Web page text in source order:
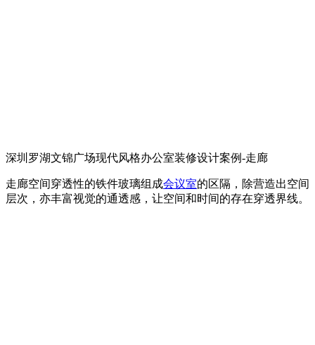
深圳罗湖文锦广场现代风格办公室装修设计案例-走廊
走廊空间穿透性的铁件玻璃组成会议室的区隔，除营造出空间
层次，亦丰富视觉的通透感，让空间和时间的存在穿透界线。